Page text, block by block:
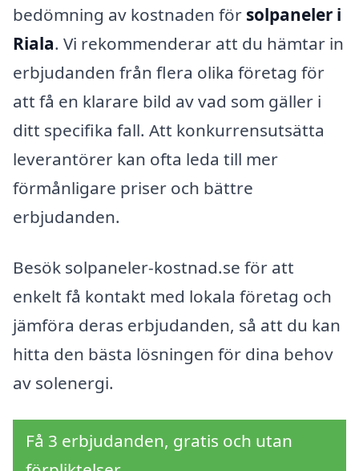
bedömning av kostnaden för solpaneler i
Riala. Vi rekommenderar att du hämtar in
erbjudanden från flera olika företag för
att få en klarare bild av vad som gäller i
ditt specifika fall. Att konkurrensutsätta
leverantörer kan ofta leda till mer
förmånligare priser och bättre
erbjudanden.
Besök solpaneler-kostnad.se för att
enkelt få kontakt med lokala företag och
jämföra deras erbjudanden, så att du kan
hitta den bästa lösningen för dina behov
av solenergi.
Få 3 erbjudanden, gratis och utan